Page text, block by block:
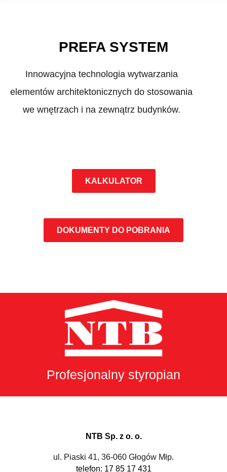
PREFA SYSTEM
Innowacyjna technologia wytwarzania
elementów architektonicznych do stosowania
we wnętrzach i na zewnątrz budynków.
KALKULATOR
DOKUMENTY DO POBRANIA
Profesjonalny styropian
NTB Sp. z o. o.
ul. Piaski 41, 36-060 Głogów Młp.
telefon: 17 85 17 431